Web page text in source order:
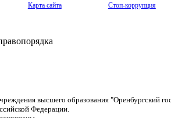
Карта сайта Стоп-коррупция
высшего образования "Оренбургский
Федерации.